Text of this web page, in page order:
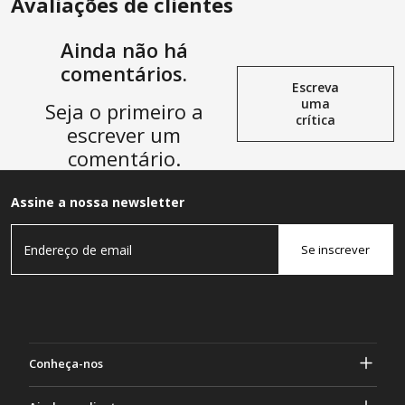
Ainda não há
comentários.
Seja o primeiro a
escrever um
comentário.
Escreva
uma
crítica
Assine a nossa newsletter
Se inscrever
Conheça-nos